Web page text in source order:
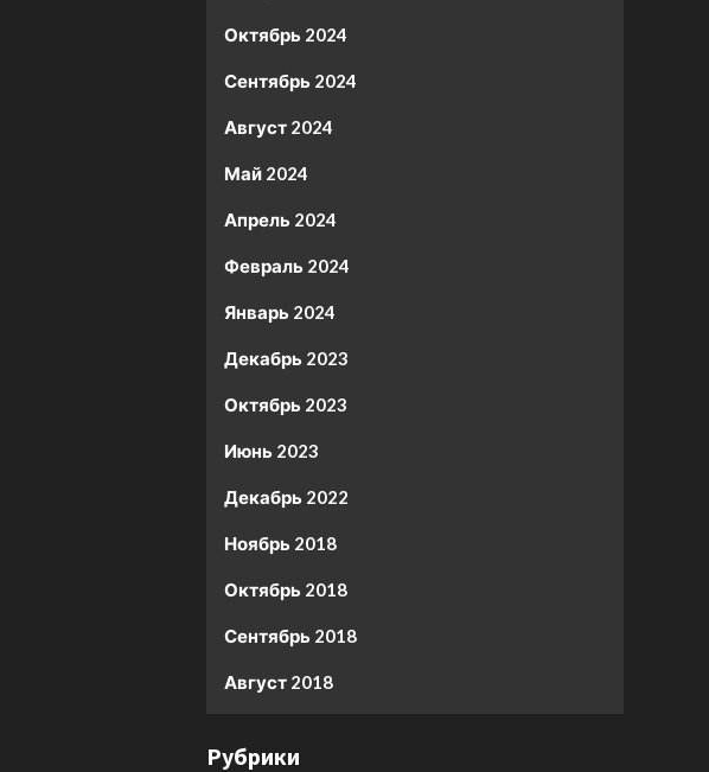
Октябрь 2024
Сентябрь 2024
Август 2024
Май 2024
Апрель 2024
Февраль 2024
Январь 2024
Декабрь 2023
Октябрь 2023
Июнь 2023
Декабрь 2022
Ноябрь 2018
Октябрь 2018
Сентябрь 2018
Август 2018
Рубрики